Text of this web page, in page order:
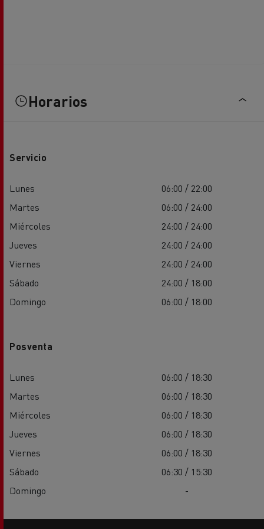
Horarios
Servicio
Lunes
06:00 / 22:00
Martes
06:00 / 24:00
Miércoles
24:00 / 24:00
Jueves
24:00 / 24:00
Viernes
24:00 / 24:00
Sábado
24:00 / 18:00
Domingo
06:00 / 18:00
Posventa
Lunes
06:00 / 18:30
Martes
06:00 / 18:30
Miércoles
06:00 / 18:30
Jueves
06:00 / 18:30
Viernes
06:00 / 18:30
Sábado
06:30 / 15:30
Domingo
-